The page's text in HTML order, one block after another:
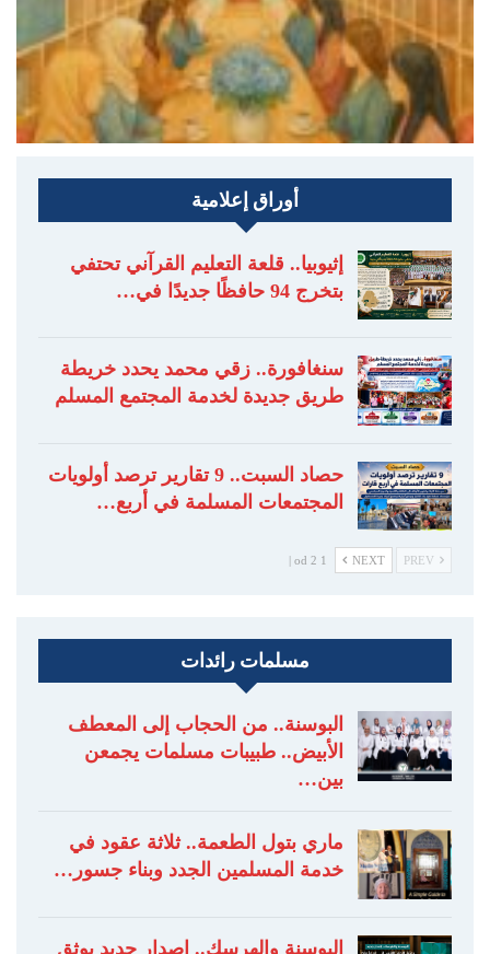
أوراق إعلامية
إثيوبيا.. قلعة التعليم القرآني تحتفي
بتخرج 94 حافظًا جديدًا في…
سنغافورة.. زقي محمد يحدد خريطة
طريق جديدة لخدمة المجتمع المسلم
حصاد السبت.. 9 تقارير ترصد أولويات
المجتمعات المسلمة في أربع…
NEXT
1 od 2 |
مسلمات رائدات
البوسنة.. من الحجاب إلى المعطف
الأبيض.. طبيبات مسلمات يجمعن
بين…
ماري بتول الطعمة.. ثلاثة عقود في
خدمة المسلمين الجدد وبناء جسور…
البوسنة والهرسك.. إصدار جديد يوثق